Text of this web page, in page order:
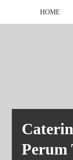
HOME
Perum